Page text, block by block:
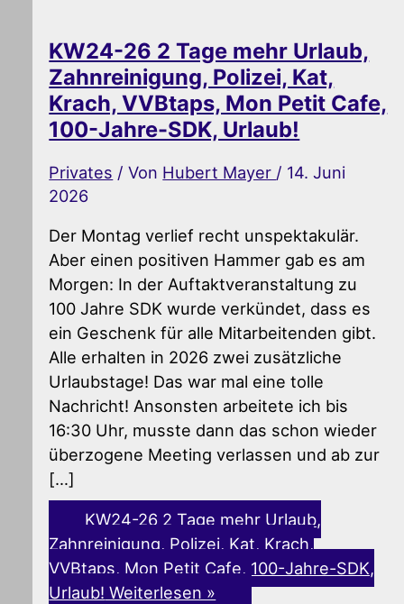
KW24-26 2 Tage mehr Urlaub,
Zahnreinigung, Polizei, Kat,
Krach, VVBtaps, Mon Petit Cafe,
100-Jahre-SDK, Urlaub!
Privates / Von Hubert Mayer / 14. Juni
2026
Der Montag verlief recht unspektakulär.
Aber einen positiven Hammer gab es am
Morgen: In der Auftaktveranstaltung zu
100 Jahre SDK wurde verkündet, dass es
ein Geschenk für alle Mitarbeitenden gibt.
Alle erhalten in 2026 zwei zusätzliche
Urlaubstage! Das war mal eine tolle
Nachricht! Ansonsten arbeitete ich bis
16:30 Uhr, musste dann das schon wieder
überzogene Meeting verlassen und ab zur
[…]
KW24-26 2 Tage mehr Urlaub,
Zahnreinigung, Polizei, Kat, Krach,
VVBtaps, Mon Petit Cafe, 100-Jahre-SDK,
Urlaub! Weiterlesen »